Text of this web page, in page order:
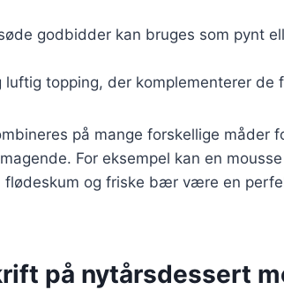
godbidder kan bruges som pynt
luftig topping, der komplementerer de
på mange forskellige måder
For eksempel kan en
flødeskum og friske bær være en
på nytårsdessert